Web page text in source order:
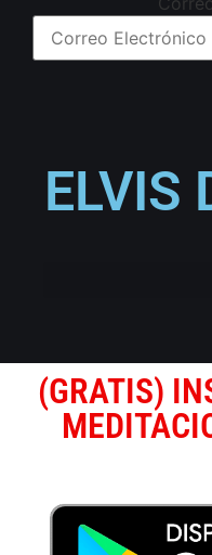
ELVIS
(GRATIS)